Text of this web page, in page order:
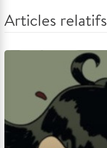
Articles relatifs